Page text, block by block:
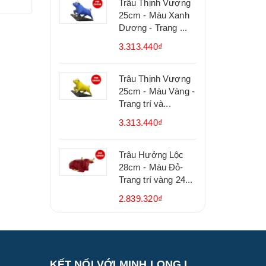
Trâu Thịnh Vượng
25cm - Màu Xanh
Dương - Trang ...
3.313.440₫
Trâu Thịnh Vượng
25cm - Màu Vàng -
Trang trí và...
3.313.440₫
Trâu Hưởng Lộc
28cm - Màu Đỏ-
Trang trí vàng 24...
2.839.320₫